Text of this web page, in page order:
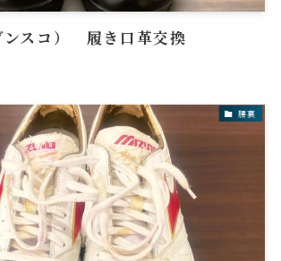
スコ） 履き口革交換
腰裏